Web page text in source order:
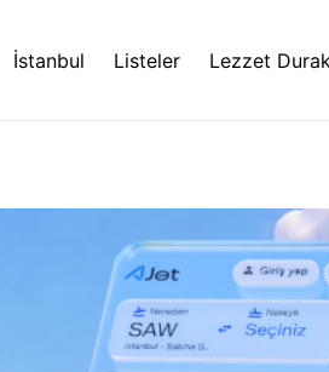
İstanbul Listeler Lezzet